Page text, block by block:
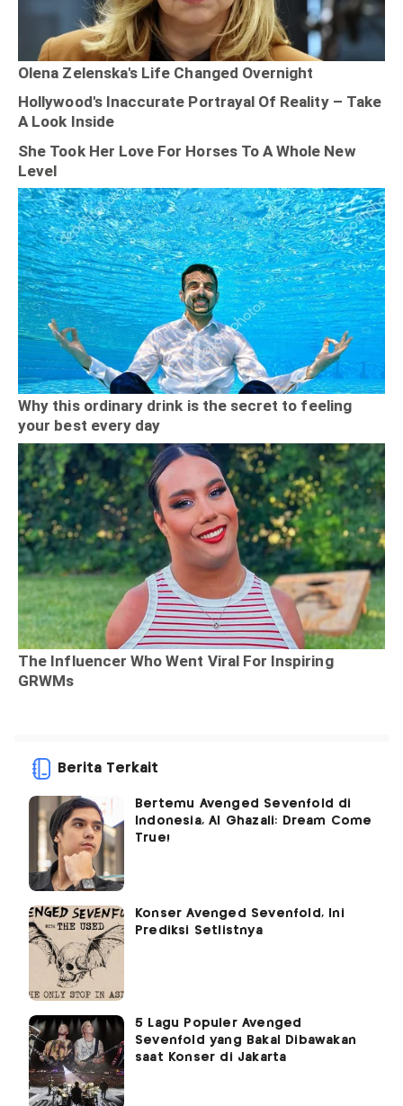
Berita Terkait
Bertemu Avenged Sevenfold di
Indonesia, Al Ghazali: Dream Come
True!
Konser Avenged Sevenfold, Ini
Prediksi Setlistnya
5 Lagu Populer Avenged
Sevenfold yang Bakal Dibawakan
saat Konser di Jakarta